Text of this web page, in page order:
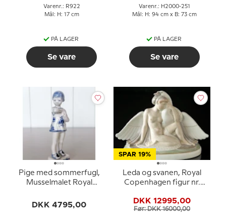
Varenr.: R922
Mål: H: 17 cm
PÅ LAGER
Se vare
Varenr.: H2000-251
Mål: H: 94 cm x B: 73 cm
PÅ LAGER
Se vare
Pige med sommerfugl,
Musselmalet Royal
4795
DKK 4795,00
SPAR 19%
Leda og svanen, Royal
Copenhagen figur nr.
DKK 12995,00
Før: DKK 16000,00